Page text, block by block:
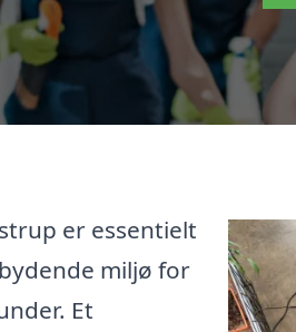
er essentielt
miljø for
Et